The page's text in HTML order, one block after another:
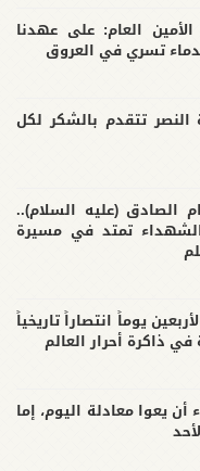
الأمين العام: على عهدنا
تسري في العروق
النصر تتقدم بالشكر لكل
الصادق (عليه السلام)..
تمتد في مسيرة
يوماً انتصاراً تاريخياً
ذاكرة أحرار العالم
أن يعوا معادلة اليوم، إما